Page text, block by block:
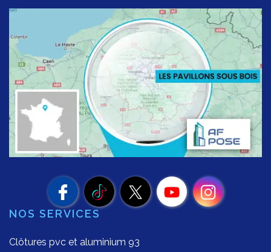
NOS SERVICES
Clôtures pvc et aluminium 93